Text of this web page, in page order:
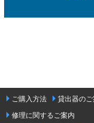
ご購入方法 貸出器のご
修理に関するご案内